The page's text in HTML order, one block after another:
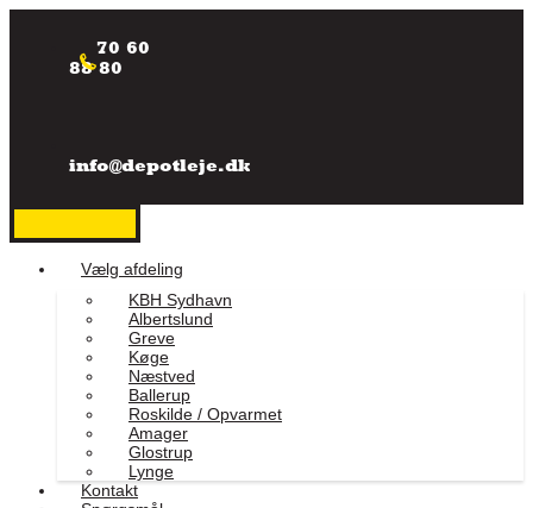
70 60
88 80
info@depotleje.dk
Vælg afdeling
KBH Sydhavn
Albertslund
Greve
Køge
Næstved
Ballerup
Roskilde / Opvarmet
Amager
Glostrup
Lynge
Kontakt